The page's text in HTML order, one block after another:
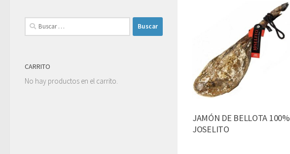
JAMÓN DE BELLOTA 100%
JOSELITO
CARRITO
No hay productos en el carrito.